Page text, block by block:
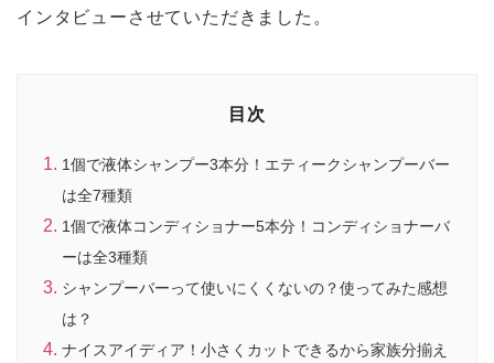
インタビューさせていただきました。
目次
1個で液体シャンプー3本分！エティークシャンプーバー
は全7種類
1個で液体コンディショナー5本分！コンディショナーバ
ーは全3種類
シャンプーバーって使いにくくないの？使ってみた感想
は？
ナイスアイディア！小さくカットできるから家族分揃え